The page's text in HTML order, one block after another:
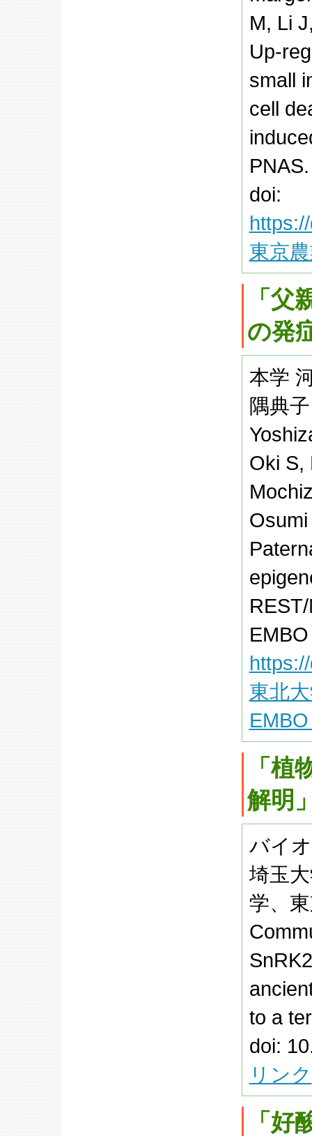
M, Li
Up-
small
cell
doi:
東京
「父
の発
本学
隅典
Oki S,
東北
「植
解明
バイ
埼玉
学、
to a
doi:
リンク
「好